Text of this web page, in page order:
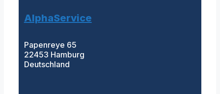
AlphaService
Papenreye 65
22453 Hamburg
Deutschland